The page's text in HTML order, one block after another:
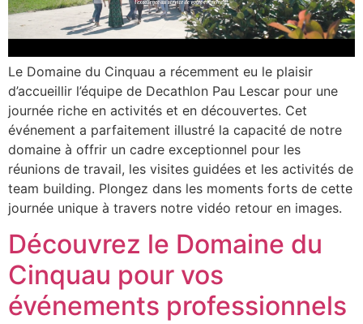
Le Domaine du Cinquau a récemment eu le plaisir
d’accueillir l’équipe de Decathlon Pau Lescar pour une
journée riche en activités et en découvertes. Cet
événement a parfaitement illustré la capacité de notre
domaine à offrir un cadre exceptionnel pour les
réunions de travail, les visites guidées et les activités de
team building. Plongez dans les moments forts de cette
journée unique à travers notre vidéo retour en images.
Découvrez le Domaine du
Cinquau pour vos
événements professionnels